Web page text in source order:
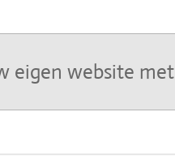
eigen website met